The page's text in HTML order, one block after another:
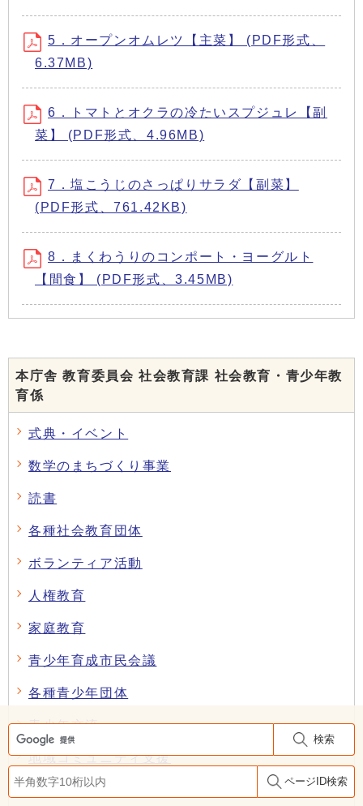
検索
ページID検索
5．オープンオムレツ【主菜】 (PDF形式、
6.37MB)
6．トマトとオクラの冷たいスプジュレ【副
菜】 (PDF形式、4.96MB)
7．塩こうじのさっぱりサラダ【副菜】
(PDF形式、761.42KB)
8．まくわうりのコンポート・ヨーグルト
【間食】 (PDF形式、3.45MB)
本庁舎 教育委員会 社会教育課 社会教育・青少年教
育係
式典・イベント
数学のまちづくり事業
読書
各種社会教育団体
ボランティア活動
人権教育
家庭教育
青少年育成市民会議
各種青少年団体
青少年交流
地域コミュニティ支援
文化財